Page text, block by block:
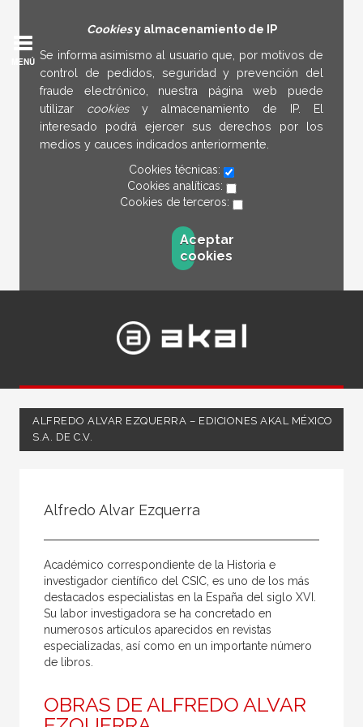
Cookiesy almacenamiento de IP
Se informa asimismo al usuario que, por motivos de
control de pedidos, seguridad y prevención del
fraude electrónico, nuestra página web puede
utilizar cookies y almacenamiento de IP. El
interesado podrá ejercer sus derechos por los
medios y cauces indicados anteriormente.
Cookies técnicas:
Cookies analíticas:
Cookies de terceros:
Aceptar
cookies
MENÚ
ALFREDO ALVAR EZQUERRA – EDICIONES AKAL MÉXICO
S.A. DE C.V.
Ilustrador
Ilustradora
Traductor
Alfredo Alvar Ezquerra
Académico correspondiente de la Historia e
investigador científico del CSIC, es uno de los más
destacados especialistas en la España del siglo XVI.
Su labor investigadora se ha concretado en
numerosos artículos aparecidos en revistas
especializadas, así como en un importante número
de libros.
OBRAS DE ALFREDO ALVAR